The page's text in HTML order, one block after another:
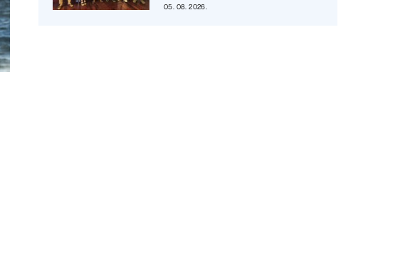
05. 08. 2026.